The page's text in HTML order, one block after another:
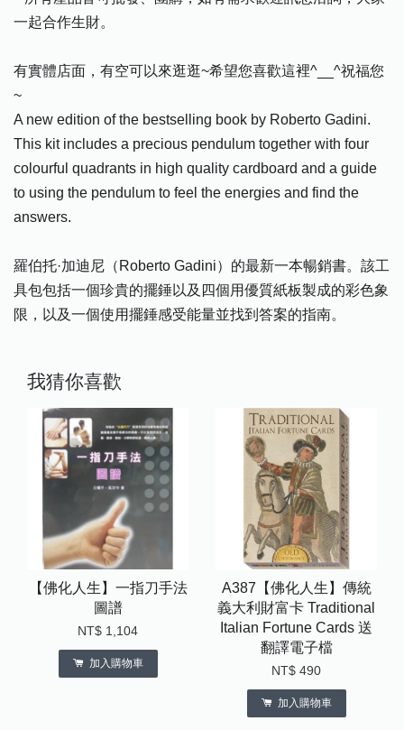
一起合作生財。
有實體店面，有空可以來逛逛~希望您喜歡這裡^__^祝福您
~
A new edition of the bestselling book by Roberto Gadini.
This kit includes a precious pendulum together with four
colourful quadrants in high quality cardboard and a guide
to using the pendulum to feel the energies and find the
answers.
羅伯托·加迪尼（Roberto Gadini）的最新一本暢銷書。該工
具包包括一個珍貴的擺錘以及四個用優質紙板製成的彩色象
限，以及一個使用擺錘感受能量並找到答案的指南。
我猜你喜歡
【佛化人生】一指刀手法
圖譜
NT$ 1,104
加入購物車
A387【佛化人生】傳統
義大利財富卡 Traditional
Italian Fortune Cards 送
翻譯電子檔
NT$ 490
加入購物車